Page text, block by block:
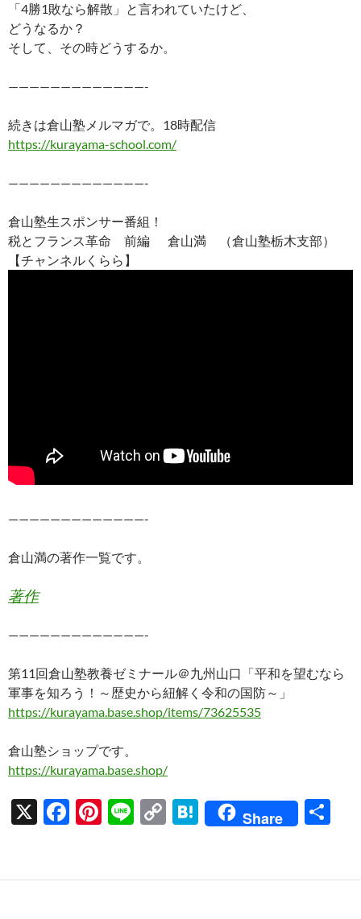
「4勝1敗なら解散」と言われていたけど、
どうなるか？
そして、その時どうするか。
—————————————-
続きは倉山塾メルマガで。18時配信
https://kurayama-school.com/
—————————————-
倉山塾生スポンサー番組！
税とフランス革命 前編 倉山満 （倉山塾栃木支部）
【チャンネルくらら】
—————————————-
倉山満の著作一覧です。
著作
—————————————-
第11回倉山塾教養ゼミナール＠九州山口「平和を望むなら
軍事を知ろう！～歴史から紐解く令和の国防～」
https://kurayama.base.shop/items/73625535
倉山塾ショップです。
https://kurayama.base.shop/
X
F
b
Pi
es
Li
C
y
H
n
Share